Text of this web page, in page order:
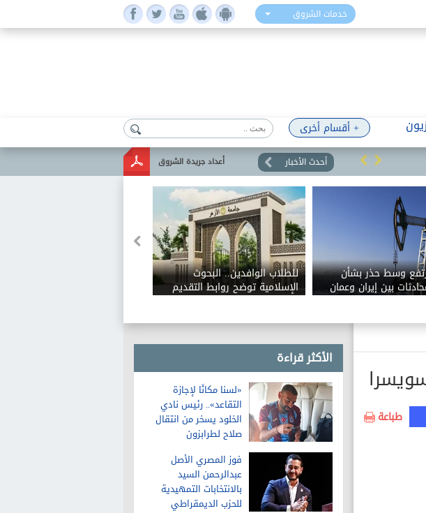
خدمات الشروق
+ أقسام أخرى
أعداد جريدة الشروق أحدث الأخبار
وسط حذر بشأن
بين إيران وعمان
للطلاب الوافدين.. البحوث
الإسلامية توضح روابط التقديم
لتنسيق جامعة الأزهر وخطوات
الأكثر قراءة
«لسنا مكانًا لإجازة
التقاعد».. رئيس نادي
الخلود يسخر من انتقال
صلاح لطرابزون
فوز المصري الأصل
عبدالرحمن السيد
بالانتخابات التمهيدية
للحزب الديمقراطي
طباعة